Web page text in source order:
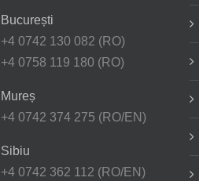
București
+4 0742 130 082 (RO)
+4 0758 119 180 (RO)
Mureș
+4 0742 374 275 (RO/EN)
Sibiu
+4 0742 362 112 (RO/EN)